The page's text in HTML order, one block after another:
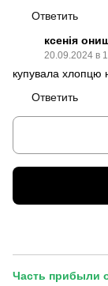
Ответить
ксенія
20.09.2024 в
купувала хлопцю
Ответить
Часть прибыли